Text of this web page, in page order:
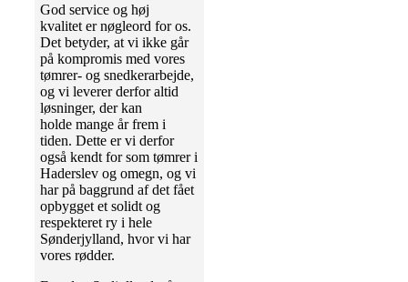
God service og høj
kvalitet er nøgleord for os.
Det betyder, at vi ikke går
på kompromis med vores
tømrer- og snedkerarbejde,
og vi leverer derfor altid
løsninger, der kan
holde mange år frem i
tiden. Dette er vi derfor
også kendt for som tømrer i
Haderslev og omegn, og vi
har på baggrund af det fået
opbygget et solidt og
respekteret ry i hele
Sønderjylland, hvor vi har
vores rødder.